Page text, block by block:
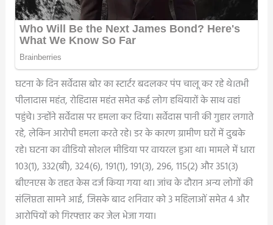
घटना के दिन सर्वेदास बोर का स्टार्टर बदलकर पंप चालू कर रहे थे।तभी
पीलादास महंत, रोहिदास महंत समेत कई लोग हथियारों के साथ वहां
पहुंचे। उन्होंने सर्वेदास पर हमला कर दिया। सर्वेदास पानी की गुहार लगाते
रहे, लेकिन आरोपी हमला करते रहे। डर के कारण ग्रामीण घरों में दुबके
रहे। घटना का वीडियो सोशल मीडिया पर वायरल हुआ था। मामले में धारा
103(1), 332(बी), 324(6), 191(1), 191(3), 296, 115(2) और 351(3)
बीएनएस के तहत केस दर्ज किया गया था। जांच के दौरान अन्य लोगों की
संलिप्तता सामने आई, जिसके बाद शनिवार को 3 महिलाओं समेत 4 और
आरोपियों को गिरफ्तार कर जेल भेजा गया।